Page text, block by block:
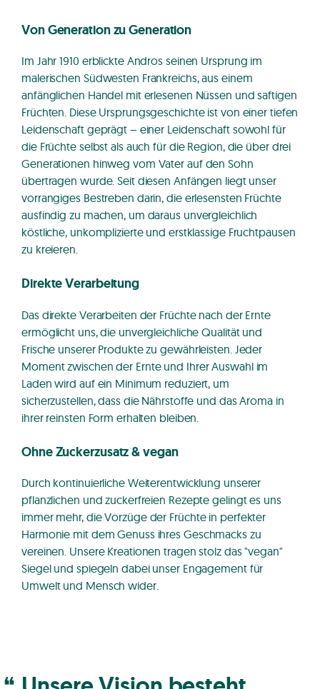
Von Generation zu Generation
Im Jahr 1910 erblickte Andros seinen Ursprung im
malerischen Südwesten Frankreichs, aus einem
anfänglichen Handel mit erlesenen Nüssen und saftigen
Früchten. Diese Ursprungsgeschichte ist von einer tiefen
Leidenschaft geprägt – einer Leidenschaft sowohl für
die Früchte selbst als auch für die Region, die über drei
Generationen hinweg vom Vater auf den Sohn
übertragen wurde. Seit diesen Anfängen liegt unser
vorrangiges Bestreben darin, die erlesensten Früchte
ausfindig zu machen, um daraus unvergleichlich
köstliche, unkomplizierte und erstklassige Fruchtpausen
zu kreieren.
Direkte Verarbeitung
Das direkte Verarbeiten der Früchte nach der Ernte
ermöglicht uns, die unvergleichliche Qualität und
Frische unserer Produkte zu gewährleisten. Jeder
Moment zwischen der Ernte und Ihrer Auswahl im
Laden wird auf ein Minimum reduziert, um
sicherzustellen, dass die Nährstoffe und das Aroma in
ihrer reinsten Form erhalten bleiben.
Ohne Zuckerzusatz & vegan
Durch kontinuierliche Weiterentwicklung unserer
pflanzlichen und zuckerfreien Rezepte gelingt es uns
immer mehr, die Vorzüge der Früchte in perfekter
Harmonie mit dem Genuss ihres Geschmacks zu
vereinen. Unsere Kreationen tragen stolz das "vegan"
Siegel und spiegeln dabei unser Engagement für
Umwelt und Mensch wider.